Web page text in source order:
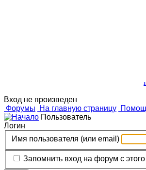
Вход не произведен
Форумы
На главную страницу
Пользователь
Логин
Имя пользователя (или email)
Запомнить вход на форум с